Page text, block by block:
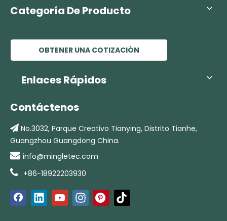
Categoría De Producto
OBTENER UNA COTIZACIÓN
Enlaces Rápidos
Contáctenos
 No.3032, Parque Creativo Tianying, Distrito Tianhe,
Guangzhou Guangdong China.
 info@mingletec.com
 +86-18922203930